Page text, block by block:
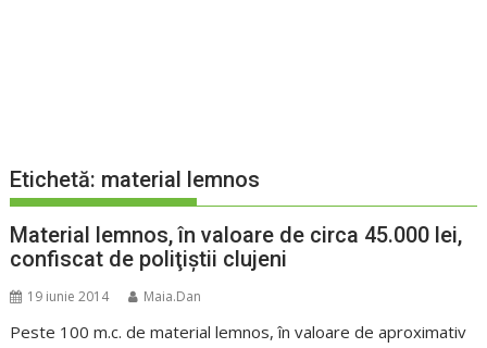
Etichetă: material lemnos
Material lemnos, în valoare de circa 45.000 lei,
confiscat de poliţiştii clujeni
19 iunie 2014 Maia.Dan
Peste 100 m.c. de material lemnos, în valoare de aproximativ